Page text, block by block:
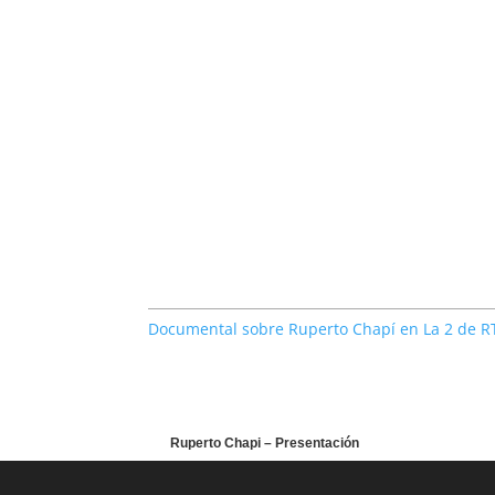
Ruperto Chapi – Presentación
Documental sobre Ruperto Chapí en La 2 de